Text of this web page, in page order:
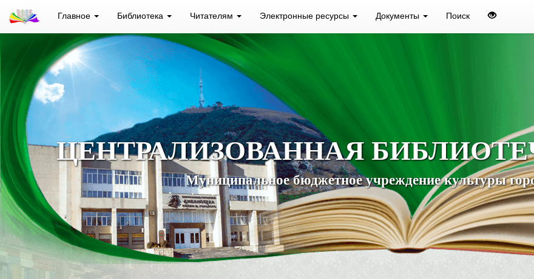
Главное Библиотека Читателям Электронные ресурсы Документы Поиск
ЦЕНТРАЛИЗОВАННАЯ
Муниципальное бюджетное учреждение культуры